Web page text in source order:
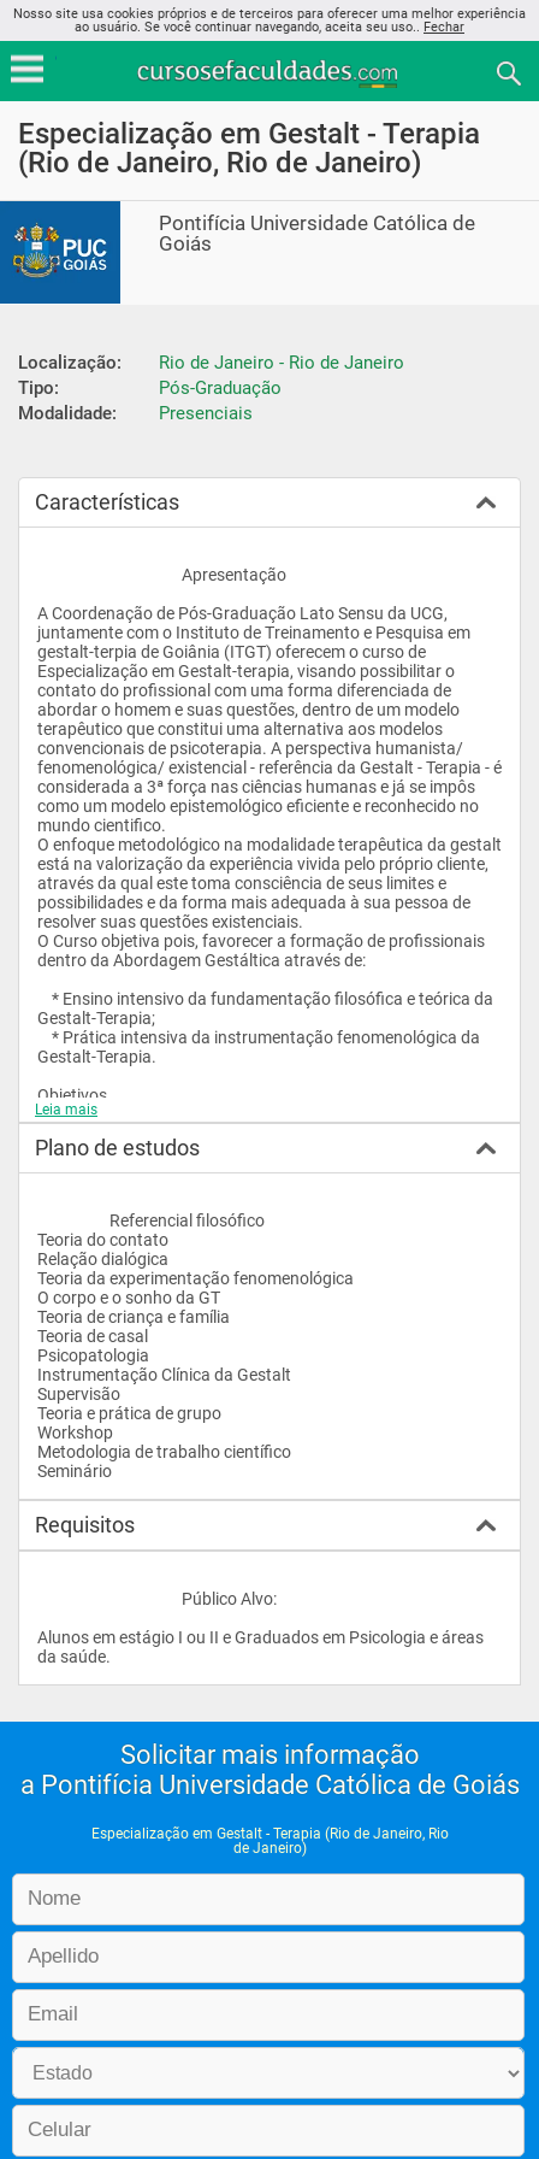
Nosso site usa cookies próprios e de terceiros para oferecer uma melhor experiência
ao usuário. Se você continuar navegando, aceita seu uso.. Fechar
Especialização em Gestalt - Terapia
(Rio de Janeiro, Rio de Janeiro)
Pontifícia Universidade Católica de
Goiás
Localização:
Rio de Janeiro - Rio de Janeiro
Tipo:
Pós-Graduação
Modalidade:
Presenciais
Características
A Coordenação de Pós-Graduação Lato Sensu da UCG,
juntamente com o Instituto de Treinamento e Pesquisa em
gestalt-terpia de Goiânia (ITGT) oferecem o curso de
Especialização em Gestalt-terapia, visando possibilitar o
contato do profissional com uma forma diferenciada de
abordar o homem e suas questões, dentro de um modelo
terapêutico que constitui uma alternativa aos modelos
convencionais de psicoterapia. A perspectiva humanista/
fenomenológica/ existencial - referência da Gestalt - Terapia - é
considerada a 3ª força nas ciências humanas e já se impôs
como um modelo epistemológico eficiente e reconhecido no
mundo cientifico.
O enfoque metodológico na modalidade terapêutica da gestalt
está na valorização da experiência vivida pelo próprio cliente,
através da qual este toma consciência de seus limites e
possibilidades e da forma mais adequada à sua pessoa de
resolver suas questões existenciais.
O Curso objetiva pois, favorecer a formação de profissionais
dentro da Abordagem Gestáltica através de:
Gestalt-Terapia;
Gestalt-Terapia.
Objetivos
exposto acima, fornece ao público alvo a oportunidade de
treinamento dentro desta abordagem, constituindo também
contextuais dos atuais problemas humanos.
Ademais, a Gestalt-Terapia pela sua natureza de Teoria de
Campo Fenomenológica, está destinada a atender a grandes
grupos humanos, sem discriminação sócio-cultural,
cumprindo assim a tarefa ética de devolução social do
conhecimento. Esta tarefa já vem sendo, inclusive, exercida
pelo ITGT na cidade de Goiânia. Em parceria com a UCG, este
projeto de devolução social poderá ser grandemente
ampliado.
Leia mais
Plano de estudos
Teoria do contato
Relação dialógica
Teoria da experimentação fenomenológica
O corpo e o sonho da GT
Teoria de criança e família
Teoria de casal
Psicopatologia
Instrumentação Clínica da Gestalt
Supervisão
Teoria e prática de grupo
Workshop
Metodologia de trabalho científico
Requisitos
Alunos em estágio I ou II e Graduados em Psicologia e áreas
da saúde.
Solicitar mais informação
a Pontifícia Universidade Católica de Goiás
Especialização em Gestalt - Terapia (Rio de Janeiro, Rio
de Janeiro)